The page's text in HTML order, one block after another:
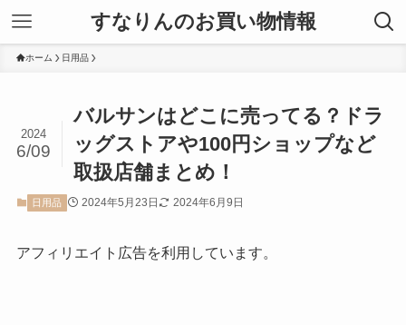
すなりんのお買い物情報
ホーム 日用品
バルサンはどこに売ってる？ドラ
ッグストアや100円ショップなど
取扱店舗まとめ！
2024
6/09
日用品 2024年5月23日 2024年6月9日
アフィリエイト広告を利用しています。